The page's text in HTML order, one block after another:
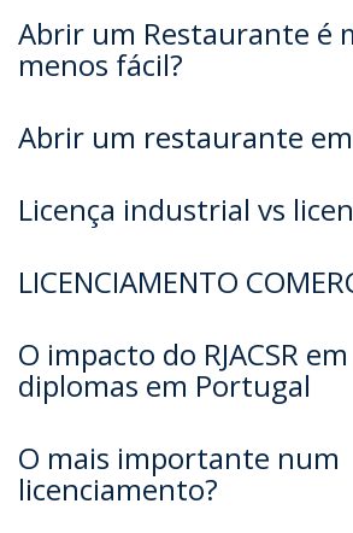
Abrir um Restaurante é
menos fácil?
Abrir um restaurante
Licença industrial vs
LICENCIAMENTO
O impacto do RJACSR
diplomas em Portugal
O mais importante num
licenciamento?